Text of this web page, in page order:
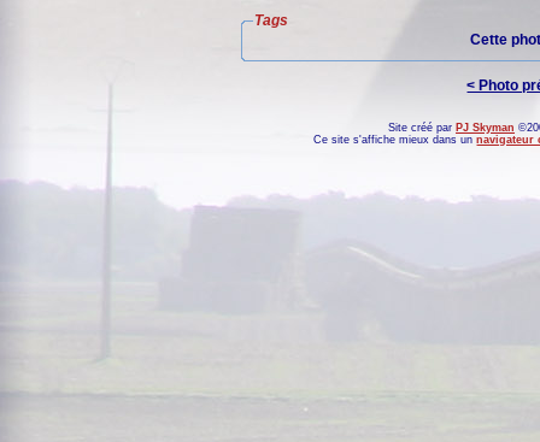
Tags
Cette
< Photo
Site créé par PJ Skyman
Ce site s'affiche mieux dans unnavigateur